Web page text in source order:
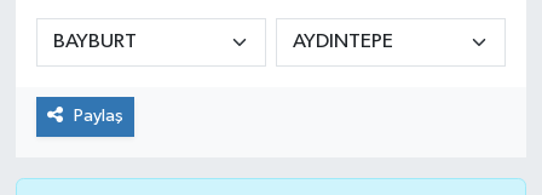
Paylaş
Siyaset
Spor